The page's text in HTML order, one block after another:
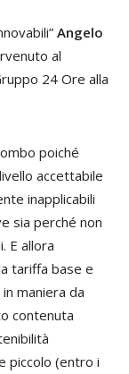
Angelo
al
24 Ore alla
poiché
accettabile
inapplicabili
sia perché non
E allora
tariffa base e
maniera da
contenuta
piccolo (entro i